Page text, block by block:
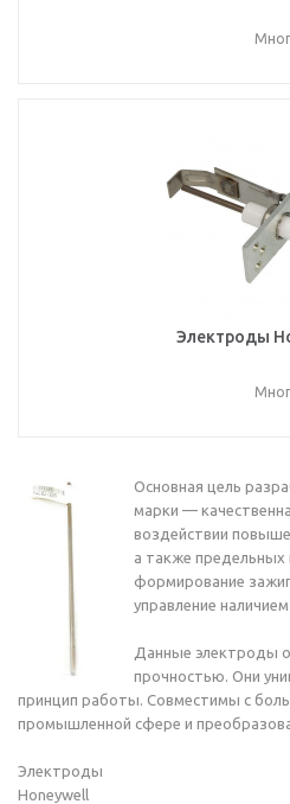
Электроды
Основная цель
марки —
воздействии
а также предельных
формирование
управление наличием
Данные электроды
прочностью. Они
принцип работы. Совместимы с
промышленной сфере и
Электроды
Honeywell